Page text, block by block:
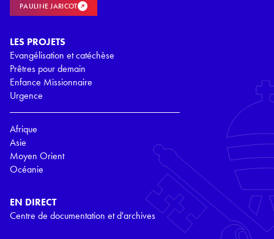
PAULINE JARICOT
LES PROJETS
Evangélisation et catéchèse
Prêtres pour demain
Enfance Missionnaire
Urgence
Afrique
Asie
Moyen Orient
Océanie
EN DIRECT
Centre de documentation et d'archives